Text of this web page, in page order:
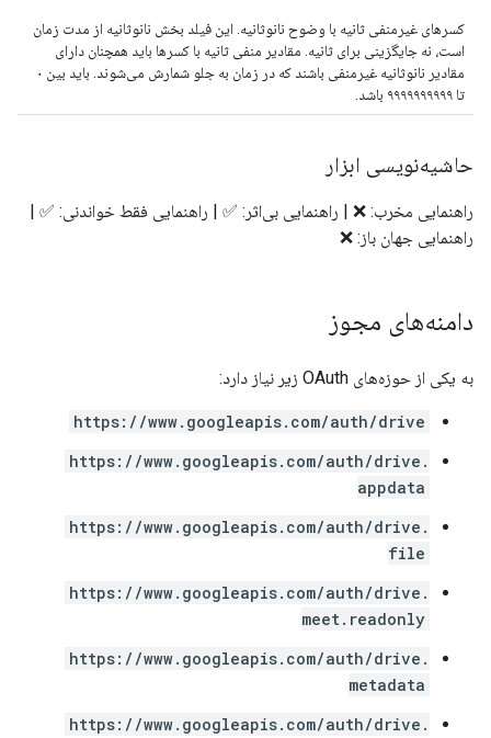
کسرهای غیرمنفی ثانیه با وضوح نانوثانیه. این فیلد بخش نانوثانیه از مدت زمان
است، نه جایگزینی برای ثانیه. مقادیر منفی ثانیه با کسرها باید همچنان دارای
مقادیر نانوثانیه غیرمنفی باشند که در زمان به جلو شمارش می‌شوند. باید بین ۰
تا ۹۹۹۹۹۹۹۹۹۹ باشد.
حاشیه‌نویسی ابزار
راهنمایی مخرب: ❌ | راهنمایی بی‌اثر: ✅ | راهنمایی فقط خواندنی: ✅ |
راهنمایی جهان باز: ❌
دامنه‌های مجوز
به یکی از حوزه‌های OAuth زیر نیاز دارد:
https://www.googleapis.com/auth/drive
https://www.googleapis.com/auth/drive.
appdata
https://www.googleapis.com/auth/drive.
file
https://www.googleapis.com/auth/drive.
meet.readonly
https://www.googleapis.com/auth/drive.
metadata
https://www.googleapis.com/auth/drive.